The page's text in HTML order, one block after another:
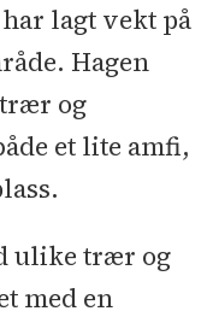
INRl
lagt vekt på
Hagen
og
et lite amfi,
ulike trær og
med en